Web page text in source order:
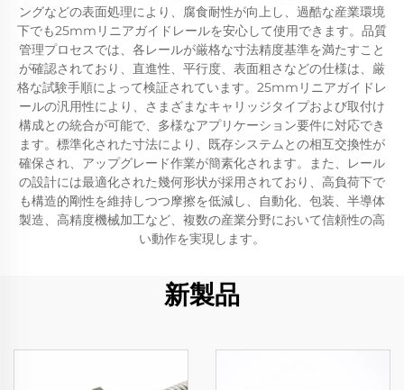
ングなどの表面処理により、腐食耐性が向上し、過酷な産業環境
下でも25mmリニアガイドレールを安心して使用できます。品質
管理プロセスでは、各レールが厳格な寸法精度基準を満たすこと
が確認されており、直進性、平行度、表面粗さなどの仕様は、厳
格な試験手順によって検証されています。25mmリニアガイドレ
ールの汎用性により、さまざまなキャリッジタイプおよび取付け
構成との統合が可能で、多様なアプリケーション要件に対応でき
ます。標準化された寸法により、既存システムとの相互交換性が
確保され、アップグレード作業が簡素化されます。また、レール
の設計には最適化された幾何形状が採用されており、高負荷下で
も構造的剛性を維持しつつ摩擦を低減し、自動化、包装、半導体
製造、高精度機械加工など、複数の産業分野において信頼性の高
い動作を実現します。
新製品